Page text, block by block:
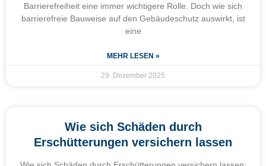
Barrierefreiheit eine immer wichtigere Rolle. Doch wie sich
barrierefreie Bauweise auf den Gebäudeschutz auswirkt, ist
eine
MEHR LESEN »
29. Dezember 2025
Wie sich Schäden durch
Erschütterungen versichern lassen